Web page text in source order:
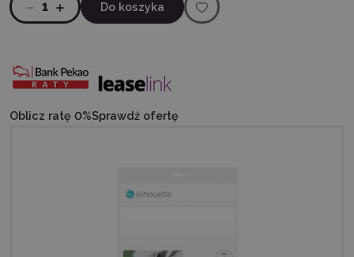
1 Do koszyka
Oblicz ratę 0%Sprawdź ofertę